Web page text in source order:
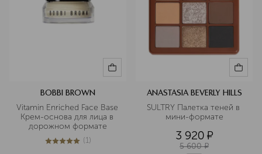
BOBBI BROWN
Vitamin Enriched Face Base
Крем-основа для лица в
дорожном формате
5из 51 (1)
ANASTASIA BEVERLY HILLS
SULTRY Палетка теней в
мини-формате
3 920 ¤
5 600 ¤